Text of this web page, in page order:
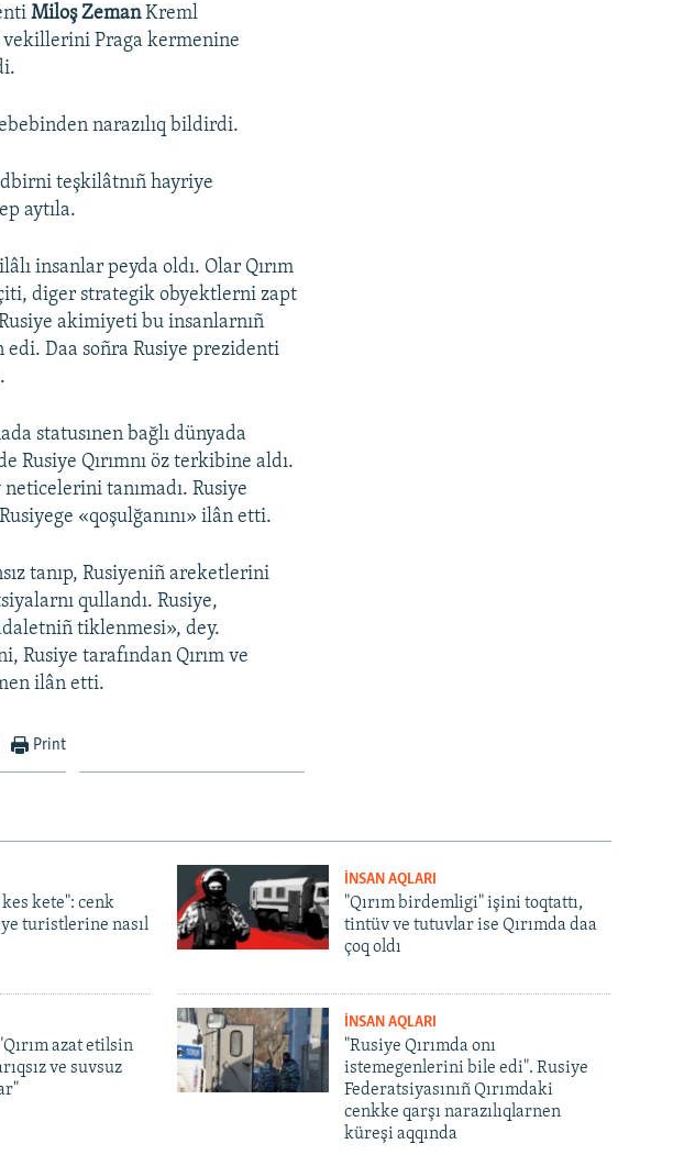
Miloş ZemanKreml
vekillerini Praga kermenine
narazılıq bildirdi.
teşkilâtnıñ hayriye
aytıla.
insanlar peyda oldı. Olar Qırım
diger strategik obyektlerni zapt
akimiyeti bu insanlarnıñ
edi. Daa soñra Rusiye prezidenti
statusınen bağlı dünyada
Rusiye Qırımnı öz terkibine aldı.
tanımadı. Rusiye
«qoşulğanını» ilân etti.
tanıp, Rusiyeniñ areketlerini
qullandı. Rusiye,
tiklenmesi», dey.
Rusiye tarafından Qırım ve
ilân etti.
Print
kete": cenk
turistlerine nasıl
İNSAN AQLARI
"Qırım birdemligi" işini toqtattı,
tintüv ve tutuvlar ise Qırımda daa
çoq oldı
azat etilsin
ve suvsuz
İNSAN AQLARI
"Rusiye Qırımda onı
istemegenlerini bile edi". Rusiye
Federatsiyasınıñ Qırımdaki
cenkke qarşı narazılıqlarnen
küreşi aqqında